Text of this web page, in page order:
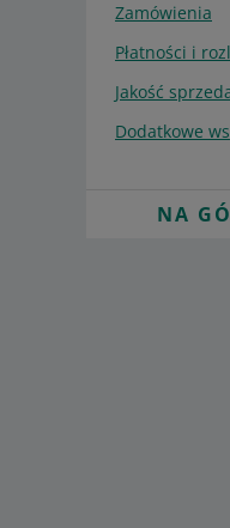
Zamówienia
Płatności i
Jakość
Dodatkowe
NA